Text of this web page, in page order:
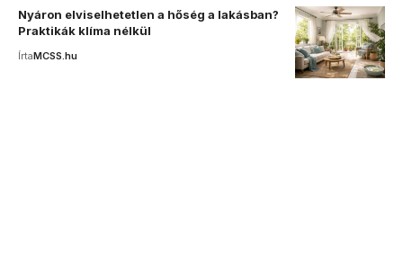
Nyáron elviselhetetlen a hőség a lakásban?
Praktikák klíma nélkül
ÍrtaMCSS.hu